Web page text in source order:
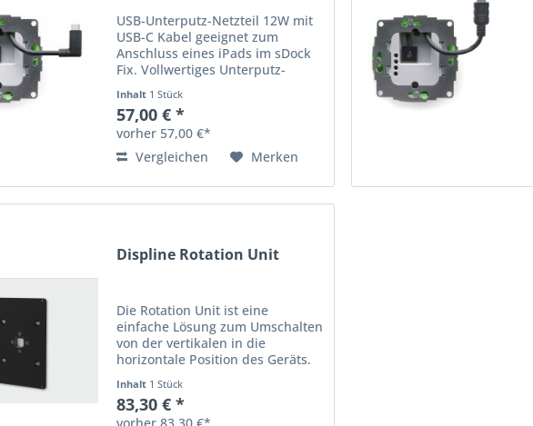
USB-Unterputz-Netzteil 12W mit
USB-C Kabel geeignet zum
Anschluss eines iPads im sDock
Fix. Vollwertiges Unterputz-
Inhalt 1 Stück
57,00 € *
vorher 57,00 €*
Vergleichen
Merken
Displine Rotation Unit
Die Rotation Unit ist eine
einfache Lösung zum Umschalten
von der vertikalen in die
horizontale Position des Geräts.
Neuorientierung einfache
Integration in Displine Wall-
Inhalt 1 Stück
83,30 € *